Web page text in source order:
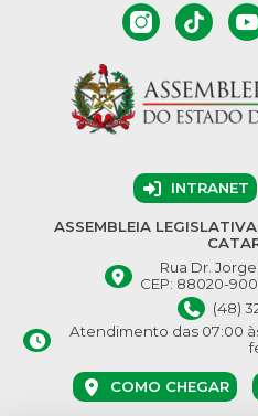
INTRANET
ASSEMBLEIA
Rua Dr.
CEP: 88020-
(48)
Atendimento das 07:00
COMO CHEGAR